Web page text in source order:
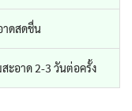
าดสดชื่น
ะอาด 2-3 วันต่อครั้ง